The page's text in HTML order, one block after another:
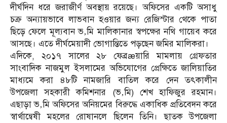
দীর্ঘদিন ধরে জরাজীর্ণ অবস্থায় রয়েছে। অফিসের একটি অসাধু
চক্র অন্যায়ভাবে লাভবান হওয়ার জন্য রেজিস্টার থেকে পাতা
ছিড়ে ফেলে মূল্যবান ভ‚মি মালিকানার স্বপক্ষের নথি গায়েব করে
আসছে। এতে দীর্ঘমেয়াদী ভোগান্তিতে পড়ছেন জমির মালিকরা।
এদিকে, ২০১৭ সালের ২৮ ফেব্রæয়ারি মামলায় গ্রেফতার
সাংবাদিক নাজমুল ইসলামের অভিযোগের প্রেক্ষিতে জালিয়াতির
মাধ্যমে করা ৪৮টি নামজারি বাতিল করে দেন তৎকালীন
উপজেলা সহকারী কমিশনার (ভ‚মি) শেখ হাফিজুর রহমান।
এছাড়া ভ‚মি অফিসের অনিয়মের বিরুদ্ধে একাধিক প্রতিবেদন করে
স্বার্থান্বেষী মহলের রোষানলে ছিলেন তিনি। ছাতক উপজেলা